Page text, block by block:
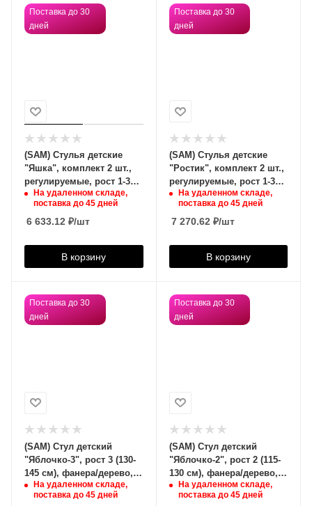
Поставка до 30
дней
(SAM) Стулья детские
"Яшка", комплект 2 шт.,
регулируемые, рост 1-3
(100-145 см), фанера/
металл, слоновая кость,
На удаленном складе,
поставка до 45 дней
6 633.12 ₽/шт
В корзину
Поставка до 30
дней
(SAM) Стулья детские
"Ростик", комплект 2 шт.,
регулируемые, рост 1-3
(100-145 см), фанера/
дерево, лак,
На удаленном складе,
поставка до 45 дней
7 270.62 ₽/шт
В корзину
Поставка до 30
дней
(SAM) Стул детский
"Яблочко-3", рост 3 (130-
145 см), фанера/дерево,
красный,
На удаленном складе,
поставка до 45 дней
Поставка до 30
дней
(SAM) Стул детский
"Яблочко-2", рост 2 (115-
130 см), фанера/дерево,
зеленый,
На удаленном складе,
поставка до 45 дней